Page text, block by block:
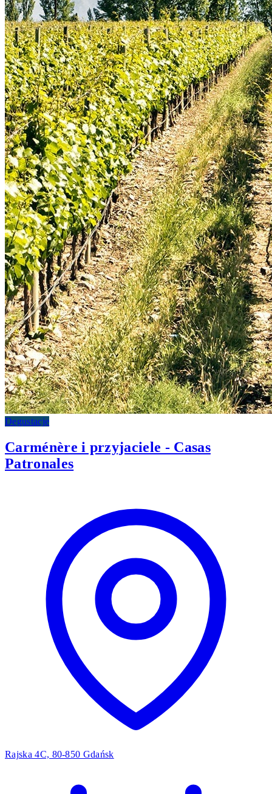
Degustacje
Carménère i przyjaciele - Casas
Patronales
Rajska 4C, 80-850 Gdańsk